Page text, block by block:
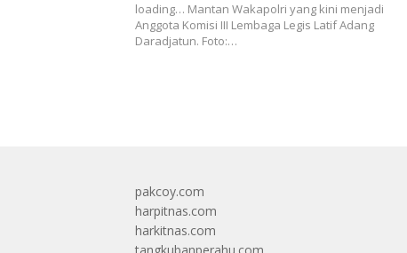
loading… Mantan Wakapolri yang kini menjadi
Anggota Komisi III Lembaga Legis Latif Adang
Daradjatun. Foto:…
pakcoy.com
harpitnas.com
harkitnas.com